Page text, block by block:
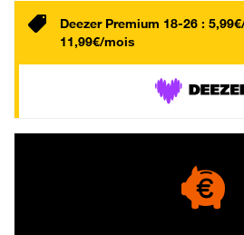
Deezer Premium 18-26 :
11,99€/mois